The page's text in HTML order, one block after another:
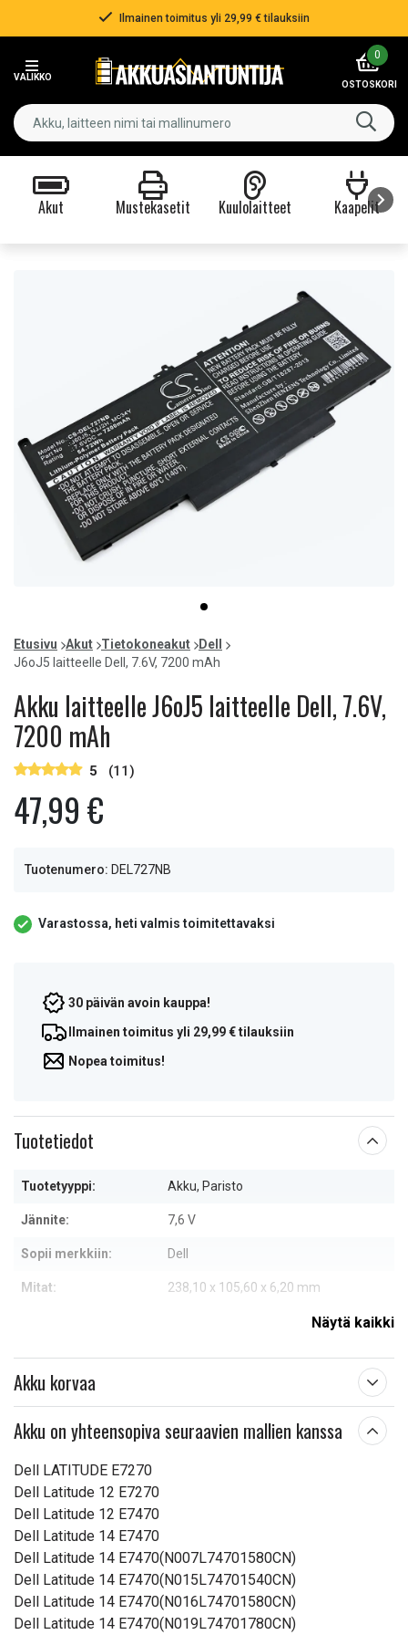
Nopea toimitus!
VALIKKO
0
OSTOSKORI
Akut Mustekasetit Kuulolaitteet Kaapelit
item
0
of
1
Etusivu Akut Tietokoneakut
Dell
J6oJ5 laitteelle Dell, 7.6V, 7200 mAh
Akku laitteelle J6oJ5 laitteelle Dell, 7.6V,
7200 mAh
5 (11)
47,99 €
Tuotenumero: DEL727NB
Varastossa, heti valmis toimitettavaksi
30 päivän avoin kauppa!
Ilmainen toimitus yli 29,99 € tilauksiin
Nopea toimitus!
Tuotetiedot
Tuotetyyppi: Akku, Paristo
Jännite: 7,6 V
Sopii merkkiin: Dell
Mitat: 238,10 x 105,60 x 6,20 mm
Näytä kaikki
Akku korvaa
Akku on yhteensopiva seuraavien mallien kanssa
Dell LATITUDE E7270
Dell Latitude 12 E7270
Dell Latitude 12 E7470
Dell Latitude 14 E7470
Dell Latitude 14 E7470(N007L74701580CN)
Dell Latitude 14 E7470(N015L74701540CN)
Dell Latitude 14 E7470(N016L74701580CN)
Dell Latitude 14 E7470(N019L74701780CN)